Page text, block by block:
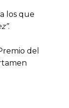
los que
.
del